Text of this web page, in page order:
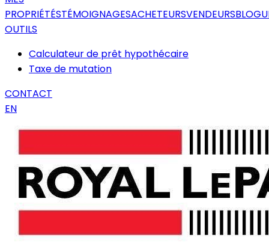
PROPRIÉTÉSTÉMOIGNAGESACHETEURSVENDEURS
OUTILS
Calculateur de prêt hypothécaire
Taxe de mutation
CONTACT
EN